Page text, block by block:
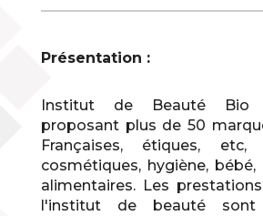
Présentation :
Institut de Beauté Bio
proposant plus de 50
Françaises, étiques,
cosmétiques, hygiène,
alimentaires. Les
l'institut de beauté sont